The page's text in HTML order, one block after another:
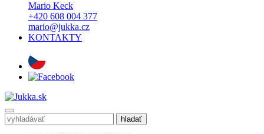
Mario Keck
+420 608 004 377
mario@jukka.cz
KONTAKTY